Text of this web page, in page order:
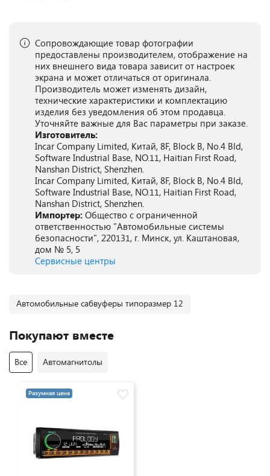
Сопровождающие товар фотографии
предоставлены производителем, отображение на
них внешнего вида товара зависит от настроек
экрана и может отличаться от оригинала.
Производитель может изменять дизайн,
технические характеристики и комплектацию
изделия без уведомления об этом продавца.
Уточняйте важные для Вас параметры при заказе.
Изготовитель:
Incar Company Limited, Китай, 8F, Block B, No.4 Bld,
Software Industrial Base, NO.11, Haitian First Road,
Nanshan District, Shenzhen.
Incar Company Limited, Китай, 8F, Block B, No.4 Bld,
Software Industrial Base, NO.11, Haitian First Road,
Nanshan District, Shenzhen.
Импортер: Общество с ограниченной
ответственностью "Автомобильные системы
безопасности", 220131, г. Минск, ул. Каштановая,
дом № 5, 5
Сервисные центры
Автомобильные сабвуферы типоразмер 12
Покупают вместе
Все Автомагнитолы
Разумная цена